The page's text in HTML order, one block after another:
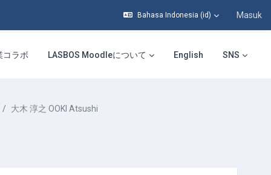
Bahasa Indonesia ‎(id)‎ Masuk
コラボ LASBOS Moodleについて English SNS
大木 淳之 OOKI Atsushi